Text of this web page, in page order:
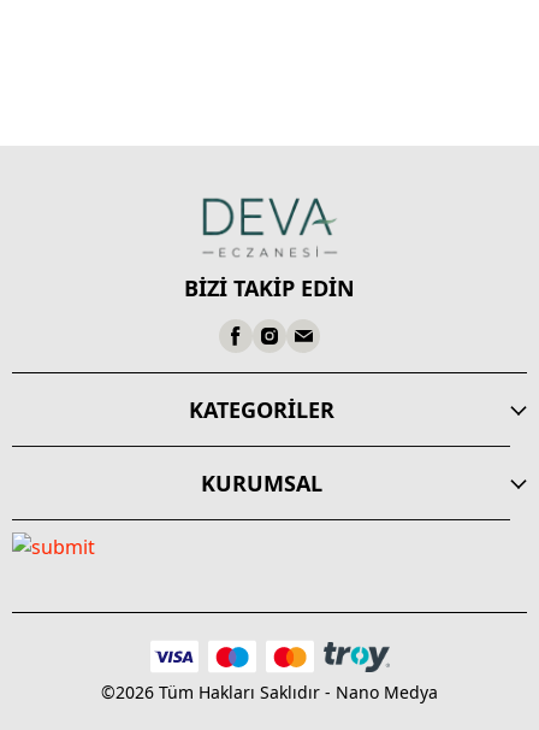
BİZİ TAKİP EDİN
KATEGORİLER
KURUMSAL
©2026 Tüm Hakları Saklıdır - Nano Medya